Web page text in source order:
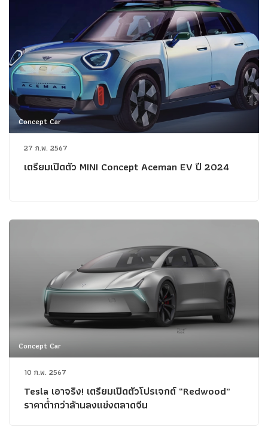
Concept Car
27 ก.พ. 2567
เตรียมเปิดตัว MINI Concept Aceman EV ปี 2024
Concept Car
10 ก.พ. 2567
Tesla เอาจริง! เตรียมเปิดตัวโปรเจกต์ “Redwood”
ราคาต่ำกว่าล้านลงแข่งตลาดจีน